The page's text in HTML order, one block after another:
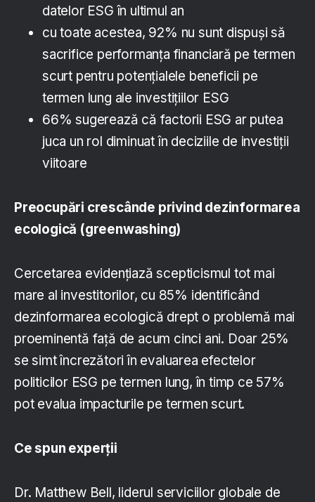
datelor ESG în ultimul an
cu toate acestea, 92% nu sunt dispuși să
sacrifice performanța financiară pe termen
scurt pentru potențialele beneficii pe
termen lung ale investițiilor ESG
66% sugerează că factorii ESG ar putea
juca un rol diminuat în deciziile de investiţii
viitoare
Preocupări crescânde privind dezinformarea
ecologică (greenwashing)
Cercetarea evidenţiază scepticismul tot mai
mare al investitorilor, cu 85% identificând
dezinformarea ecologică drept o problemă mai
proeminentă față de acum cinci ani. Doar 25%
se simt încrezători în evaluarea efectelor
politicilor ESG pe termen lung, în timp ce 57%
pot evalua impacturile pe termen scurt.
Ce spun experții
Dr. Matthew Bell, liderul serviciilor globale de